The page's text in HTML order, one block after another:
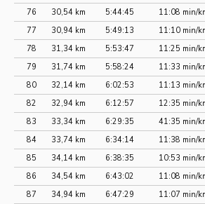
76
30,54 km 5:44:45 11:08 min/
77
30,94 km 5:49:13 11:10 min/
78
31,34 km 5:53:47 11:25 min/
79
31,74 km 5:58:24 11:33 min/
80
32,14 km 6:02:53 11:13 min/
82
32,94 km 6:12:57 12:35 min/
83
33,34 km 6:29:35 41:35 min/
84
33,74 km 6:34:14 11:38 min/
85
34,14 km 6:38:35 10:53 min/
86
34,54 km 6:43:02 11:08 min/
87
34,94 km 6:47:29 11:07 min/